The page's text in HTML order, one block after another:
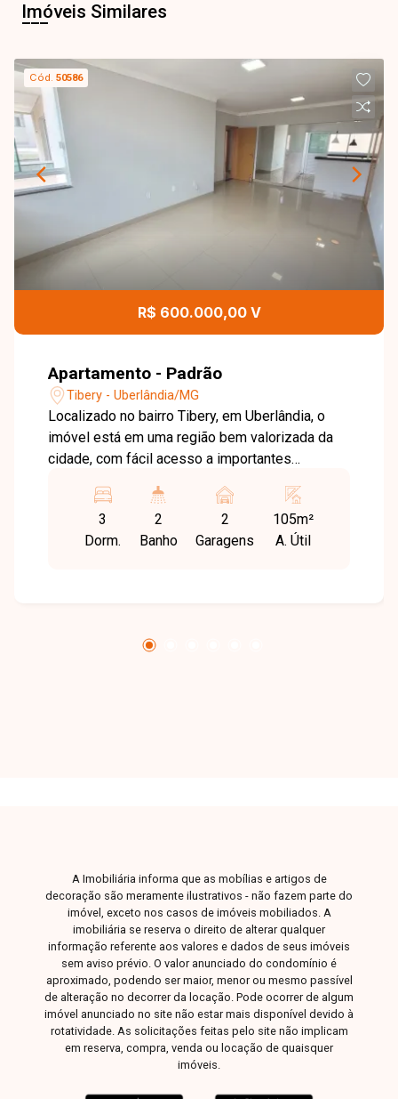
Imóveis Similares
Cód.50586
R$ 600.000,00 V
Apartamento - Padrão
Tibery - Uberlândia/MG
Localizado no bairro Tibery, em Uberlândia, o
imóvel está em uma região bem valorizada da
cidade, com fácil acesso a importantes
escolas, farmácias e diversos comércios. O
bairro oferece excelente infraestrutura e
praticidade para o dia a dia. O apartamento conta
armário, área de serviço e sacada,
3
Dorm.
2
Banho
2
Garagens
105m²
A. Útil
A Imobiliária informa que as mobílias e artigos de
decoração são meramente ilustrativos - não fazem parte do
imóvel, exceto nos casos de imóveis mobiliados. A
imobiliária se reserva o direito de alterar qualquer
informação referente aos valores e dados de seus imóveis
sem aviso prévio. O valor anunciado do condomínio é
aproximado, podendo ser maior, menor ou mesmo passível
de alteração no decorrer da locação. Pode ocorrer de algum
imóvel anunciado no site não estar mais disponível devido à
rotatividade. As solicitações feitas pelo site não implicam
em reserva, compra, venda ou locação de quaisquer
imóveis.